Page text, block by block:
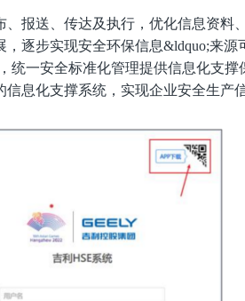
报送、传达及执行，优化信息资料
，逐步实现安全环保信息&ldquo;来源
统一安全标准化管理提供信息化支撑
息化支撑系统，实现企业安全生产